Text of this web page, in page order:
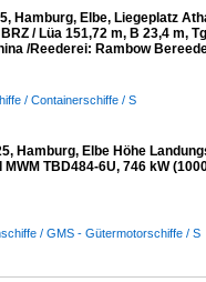
Hamburg, Elbe, Liegeplatz
/ Lüa 151,72 m, B 23,4 m,
/Reederei: Rambow
/ Containerschiffe / S
Hamburg, Elbe Höhe
MWM TBD484-6U, 746 kW
/ GMS - Gütermotorschiffe / S